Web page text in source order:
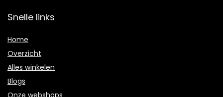
Snelle links
Home
Overzicht
Alles winkelen
Blogs